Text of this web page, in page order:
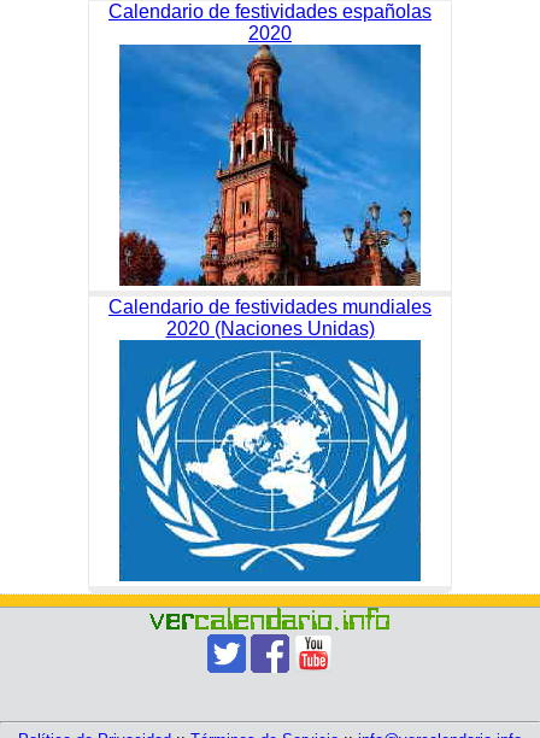
Calendario de festividades españolas
2020
Calendario de festividades mundiales
2020 (Naciones Unidas)